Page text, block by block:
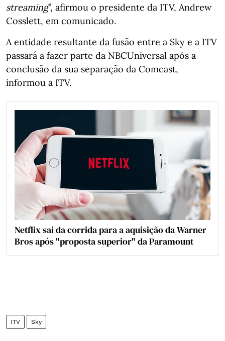
streaming”, afirmou o presidente da ITV, Andrew
Cosslett, em comunicado.
A entidade resultante da fusão entre a Sky e a ITV
passará a fazer parte da NBCUniversal após a
conclusão da sua separação da Comcast,
informou a ITV.
Netflix sai da corrida para a aquisição da Warner
Bros após "proposta superior" da Paramount
ITV Sky